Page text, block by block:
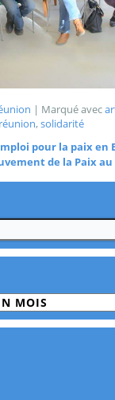
| Marqué avec
réunion,solidarité
pour la paix en
de la Paix